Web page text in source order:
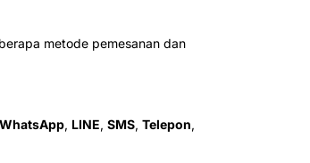
metode pemesanan dan
WhatsApp, LINE, SMS, Telepon,